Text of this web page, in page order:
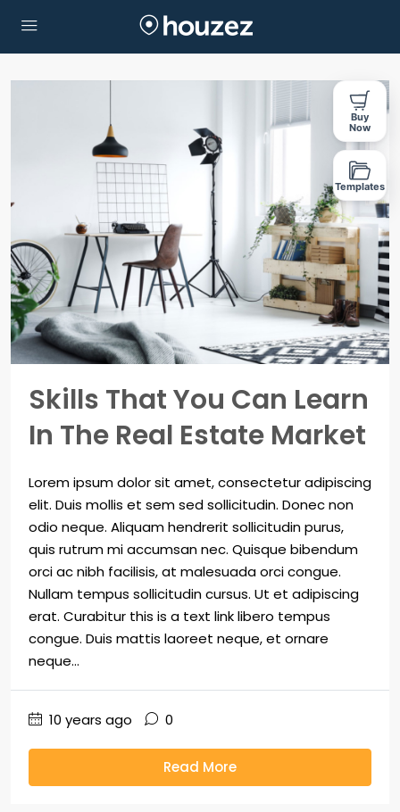
Skills That You Can Learn
In The Real Estate Market
Lorem ipsum dolor sit amet, consectetur adipiscing
elit. Duis mollis et sem sed sollicitudin. Donec non
odio neque. Aliquam hendrerit sollicitudin purus,
quis rutrum mi accumsan nec. Quisque bibendum
orci ac nibh facilisis, at malesuada orci congue.
Nullam tempus sollicitudin cursus. Ut et adipiscing
erat. Curabitur this is a text link libero tempus
congue. Duis mattis laoreet neque, et ornare
neque...
10 years ago 0
Read More
Buy
Now
Templates